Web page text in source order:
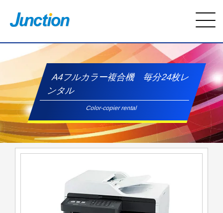
A4フルカラー複合機 毎分24枚レ
ンタル
Color-copier rental